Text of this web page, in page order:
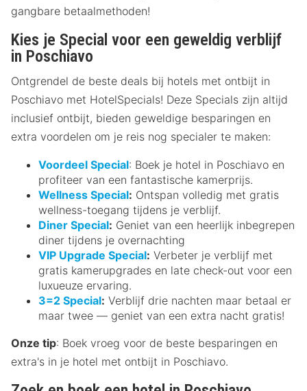
gangbare betaalmethoden!
Kies je Special voor een geweldig verblijf
in Poschiavo
Ontgrendel de beste deals bij hotels met ontbijt in
Poschiavo met HotelSpecials! Deze Specials zijn altijd
inclusief ontbijt, bieden geweldige besparingen en
extra voordelen om je reis nog specialer te maken:
Voordeel Special: Boek je hotel in Poschiavo en
profiteer van een fantastische kamerprijs.
Wellness Special: Ontspan volledig met gratis
wellness-toegang tijdens je verblijf.
Diner Special: Geniet van een heerlijk inbegrepen
diner tijdens je overnachting
VIP Upgrade Special: Verbeter je verblijf met
gratis kamerupgrades en late check-out voor een
luxueuze ervaring.
3=2 Special: Verblijf drie nachten maar betaal er
maar twee — geniet van een extra nacht gratis!
Onze tip: Boek vroeg voor de beste besparingen en
extra's in je hotel met ontbijt in Poschiavo.